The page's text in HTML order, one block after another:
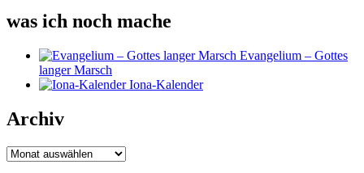
was ich noch mache
Evangelium – Gottes
langer Marsch
Iona-Kalender
Archiv
Archiv